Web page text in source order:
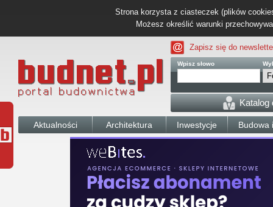
Strona korzysta z ciasteczek (plików
Możesz określić warunki
Zapisz się do
Wpisz słowo
Katalog
Aktualności Architektura Inwestycje Budowa